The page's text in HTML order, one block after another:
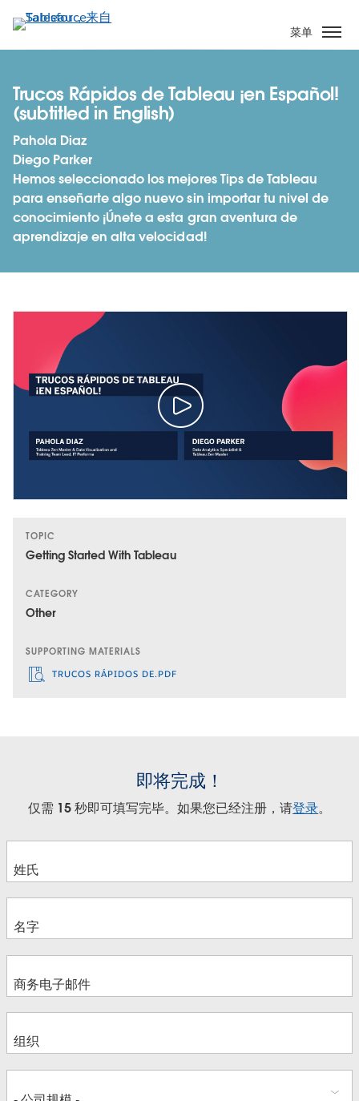
转
到
要
菜单
Trucos Rápidos de Tableau ¡en Español!
(subtitled in English)
Pahola Diaz
Diego Parker
Hemos seleccionado los mejores Tips de Tableau
para enseñarte algo nuevo sin importar tu nivel de
conocimiento ¡Únete a esta gran aventura de
aprendizaje en alta velocidad!
TOPIC
Getting Started With Tableau
CATEGORY
Other
SUPPORTING MATERIALS
TRUCOS RÁPIDOS DE.PDF
即将完成！
仅需 15 秒即可填写完毕。如果您已经注册，请登录。